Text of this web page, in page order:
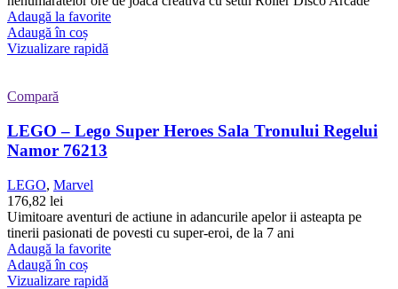
Adaugă la favorite
Adaugă în coș
Vizualizare rapidă
Compară
LEGO – Lego Super Heroes Sala Tronului Regelui
Namor 76213
LEGO, Marvel
176,82 lei
Uimitoare aventuri de actiune in adancurile apelor ii asteapta pe
tinerii pasionati de povesti cu super-eroi, de la 7 ani
Adaugă la favorite
Adaugă în coș
Vizualizare rapidă